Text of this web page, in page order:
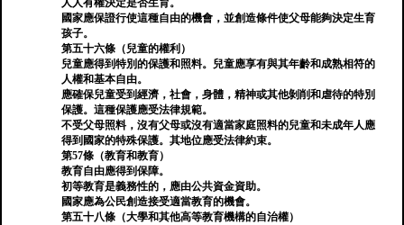
人人有權決定是否生育。
國家應保證行使這種自由的機會，並創造條件使父母能夠決定生育
孩子。
第五十六條（兒童的權利）
兒童應得到特別的保護和照料。兒童應享有與其年齡和成熟相符的
人權和基本自由。
應確保兒童受到經濟，社會，身體，精神或其他剝削和虐待的特別
保護。這種保護應受法律規範。
不受父母照料，沒有父母或沒有適當家庭照料的兒童和未成年人應
得到國家的特殊保護。其地位應受法律約束。
第57條（教育和教育）
教育自由應得到保障。
初等教育是義務性的，應由公共資金資助。
國家應為公民創造接受適當教育的機會。
第五十八條（大學和其他高等教育機構的自治權）